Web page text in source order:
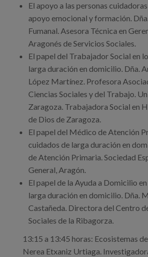
El apoyo a las personas
apoyo emocional y formación.
Fumanal. Asesora Técnica en
Aragonés de Servicios Sociales.
El papel del Trabajador Social en
larga duración en domicilio. Dña.
López Martínez. Profesora
Ciencias Sociales y del Trabajo.
Zaragoza. Trabajadora Social en
de Dios de Zaragoza.
El papel del Médico de Atención
cuidados de larga duración en
de Atención Primaria. Sociedad
General, Aragón.
El papel de la Ayuda a Domicilio
larga duración en domicilio. Dña.
Castañeda. Directora del Centro
Sociales de la Ribagorza.
13:15 a 13:45 horas: Ecosistemas
Nerea Etxaniz Urtiaga.